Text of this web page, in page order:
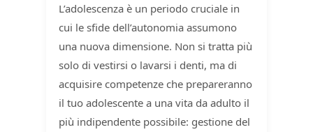
L’adolescenza è un periodo cruciale in
cui le sfide dell’autonomia assumono
una nuova dimensione. Non si tratta più
solo di vestirsi o lavarsi i denti, ma di
acquisire competenze che prepareranno
il tuo adolescente a una vita da adulto il
più indipendente possibile: gestione del